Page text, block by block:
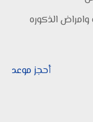
وامراض الذكوره
أحجز موعد